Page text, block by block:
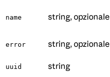
name string, opzionale
error string, opzionale
uuid string